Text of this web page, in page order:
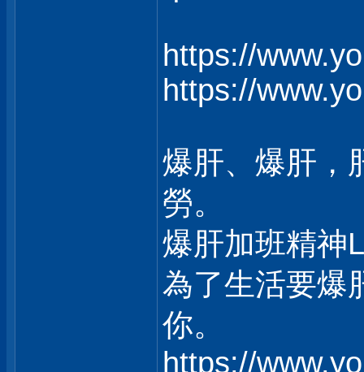
https://
https://
爆肝、爆肝，
勞。
爆肝加班精神
為了生活要爆
你。
https://